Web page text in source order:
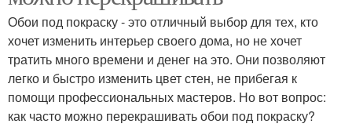
Обои под покраску - это отличный выбор для тех, кто
хочет изменить интерьер своего дома, но не хочет
тратить много времени и денег на это. Они позволяют
легко и быстро изменить цвет стен, не прибегая к
помощи профессиональных мастеров. Но вот вопрос:
как часто можно перекрашивать обои под покраску?